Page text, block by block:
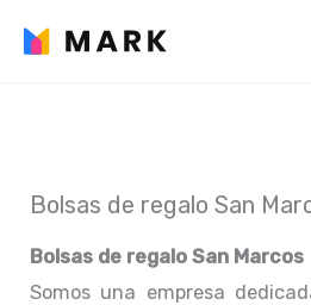
Bolsas de regalo San
Bolsas de regalo San Marcos
Somos una empresa